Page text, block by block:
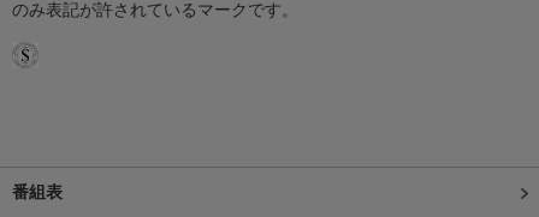
のみ表記が許されているマークです。
番組表